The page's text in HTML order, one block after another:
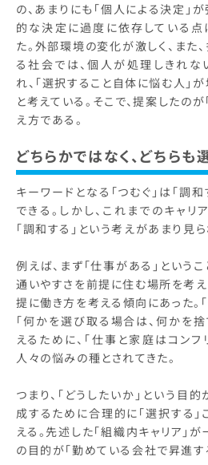
の、あまりにも「個人による決定」
的な決定に過度に依存している
た。外部環境の変化が激しく、また
る社会では、個人が処理しきれ
れ、「選択すること自体に悩む人」
と考えている。そこで、提案したのが
え方である。
どちらかではなく、どちらも
キーワードとなる「つむぐ」は「調
できる。しかし、これまでのキャリ
「調和する」という考えがあまり見ら
例えば、まず「仕事がある」という
通いやすさを前提に住む場所を考え
提に働き方を考える傾向にあった。
「何かを選び取る場合は、何かを捨
えるために、「仕事と家庭はコンフ
人々の悩みの種とされてきた。
つまり、「どうしたいか」という目
成するために合理的に「選択する」
える。先述した「組織内キャリア」
の目的が「勤めている会社で昇進す